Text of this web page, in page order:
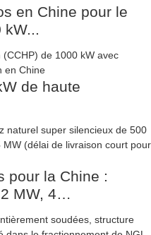
en Chine pour le
kW...
de haute
pour la Chine :
2 MW, 4…